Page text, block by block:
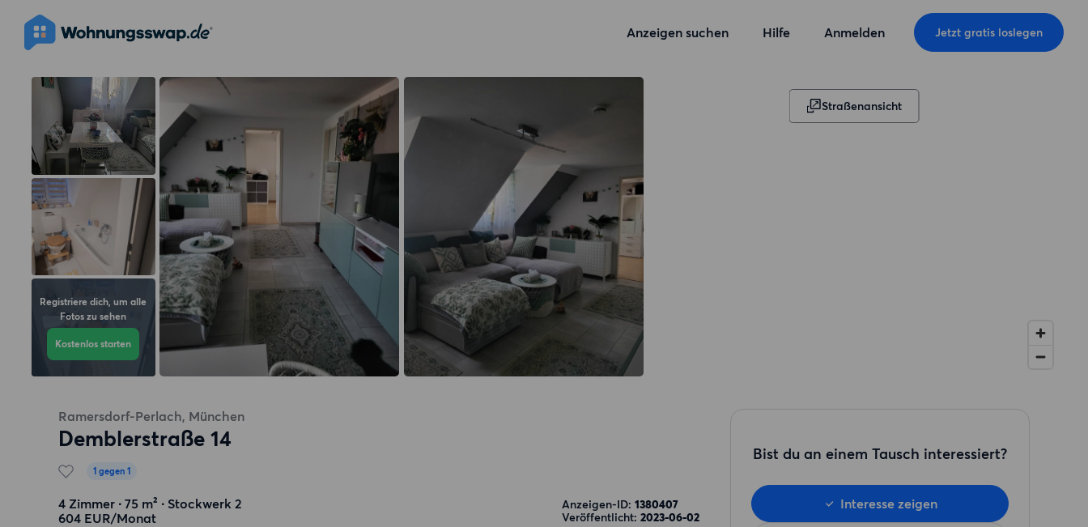
Anzeigen suchen Hilfe Anmelden Jetzt gratis loslegen
Registriere dich, um alle
Fotos zu sehen
Kostenlos starten
Straßenansicht
Ramersdorf-Perlach, München
Demblerstraße 14
1 gegen 1
4 Zimmer ∙ 75 m² ∙ Stockwerk 2
604 EUR/Monat
Anzeigen-ID: 1380407
Veröffentlicht: 2023-06-02
Bist du an einem Tausch interessiert?
Interesse zeigen